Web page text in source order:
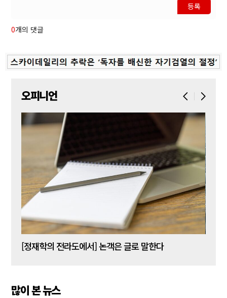
등록
0개의 댓글
오피니언
[정재학의 전라도에서] 논객은 글로 말한다
많이 본 뉴스